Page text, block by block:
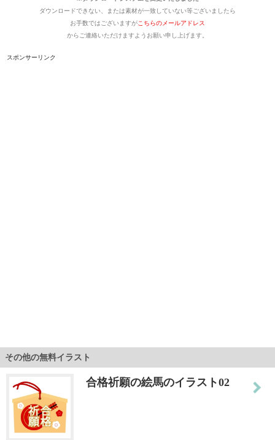
ダウンロードできない、または素材が一致していない等ございましたら
お手数ではございますがこちらのメールアドレス
からご連絡いただけますようお願い申し上げます。
スポンサーリンク
その他の無料イラスト
合格祈願の絵馬のイラスト02